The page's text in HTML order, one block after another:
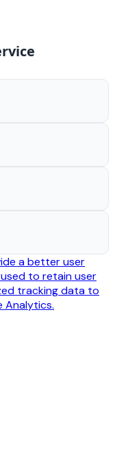
a better user
to retain user
tracking data to
Analytics.